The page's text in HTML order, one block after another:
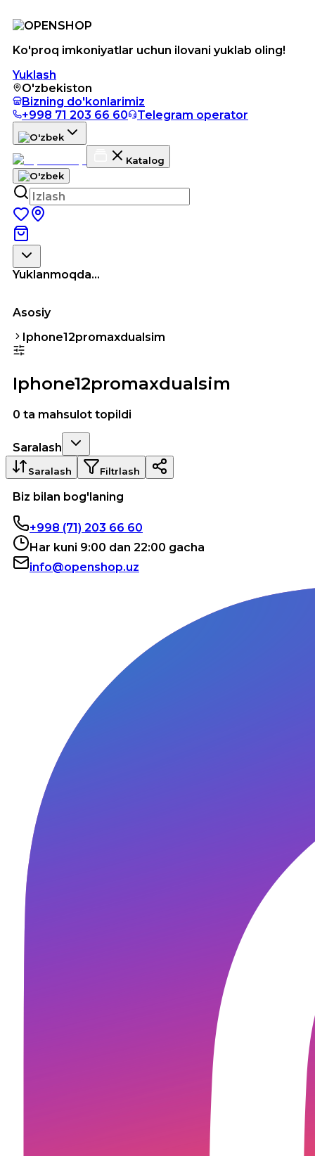
Ko'proq imkoniyatlar uchun ilovani yuklab oling!
Yuklash
O'zbekiston
Bizning do'konlarimiz
+998 71 203 66 60
Telegram operator
Katalog
Yuklanmoqda...
Asosiy
Iphone12promaxdualsim
Iphone12promaxdualsim
0 ta mahsulot topildi
Saralash
Saralash Filtrlash
Biz bilan bog'laning
+998 (71) 203 66 60
Har kuni 9:00 dan 22:00 gacha
info@openshop.uz